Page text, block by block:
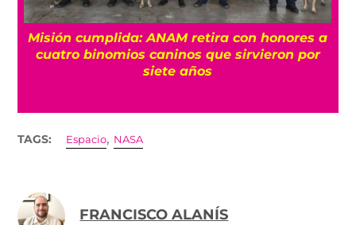
Misión cumplida: ANAM retira con honores a
cuatro binomios caninos que sirvieron por
siete años
TAGS: Espacio, NASA
FRANCISCO ALANÍS